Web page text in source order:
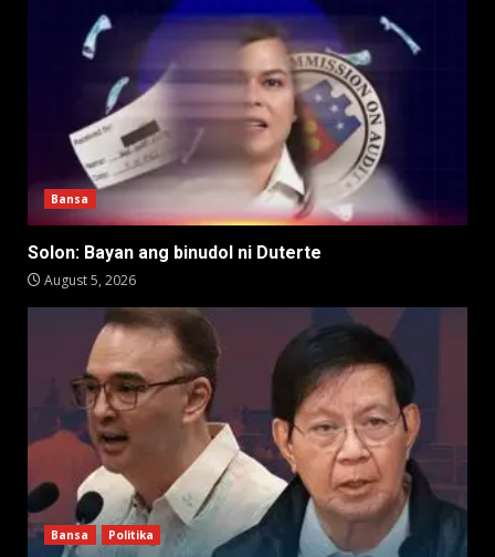
Bansa
Solon: Bayan ang binudol ni Duterte
August 5, 2026
Bansa Politika